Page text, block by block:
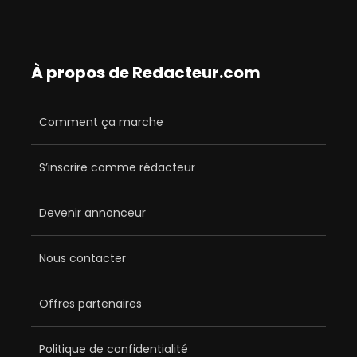
À propos de Redacteur.com
Comment ça marche
S’inscrire comme rédacteur
Devenir annonceur
Nous contacter
Offres partenaires
Politique de confidentialité